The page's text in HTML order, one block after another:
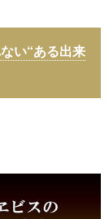
い“ある出来